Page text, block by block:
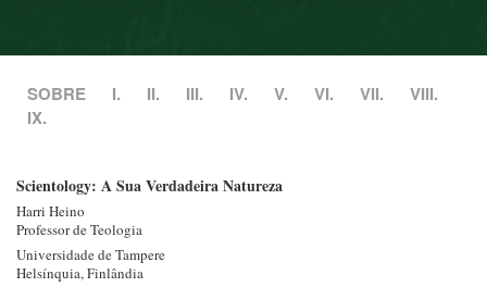
SOBRE I. II. III. IV. V. VI. VII.
VIII.
IX.
Scientology: A Sua Verdadeira Natureza
Harri Heino
Professor de Teologia
Universidade de Tampere
Helsínquia, Finlândia